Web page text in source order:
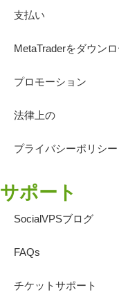
支払い
MetaTraderをダウン
プロモーション
法律上の
プライバシーポリシー
サポート
SocialVPSブログ
FAQs
チケットサポート